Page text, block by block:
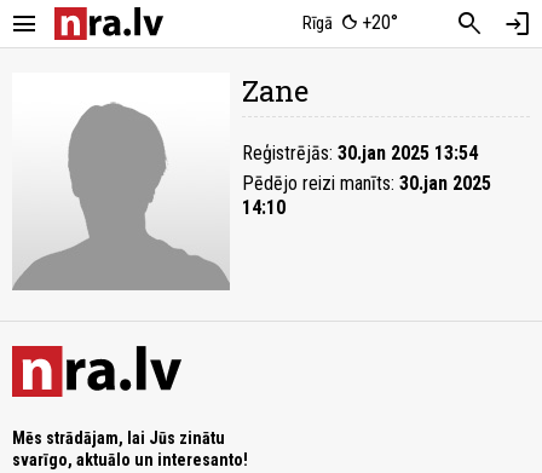
menu Rīgā +20° search login
Zane
Reģistrējās: 30.jan 2025 13:54
Pēdējo reizi manīts: 30.jan 2025
14:10
Mēs strādājam, lai Jūs zinātu
svarīgo, aktuālo un interesanto!